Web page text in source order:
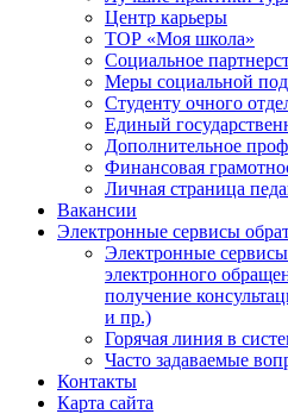
Центр карьеры
ТОР «Моя школа»
Социальное
Меры социальной
Студенту очного
Единый
Дополнительное
Финансовая
Личная страница
Вакансии
Электронные сервисы
Электронные
электронного
получение
и пр.)
Горячая линия в
Часто задаваемые
Контакты
Карта сайта